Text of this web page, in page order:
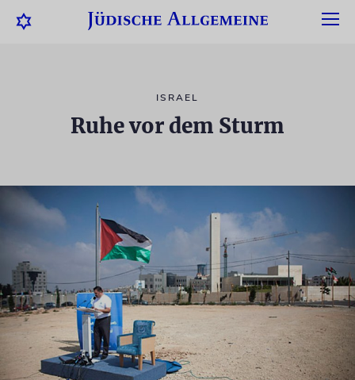
ISRAEL
Ruhe vor dem Sturm